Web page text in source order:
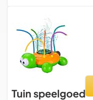
Tuin speelgoed